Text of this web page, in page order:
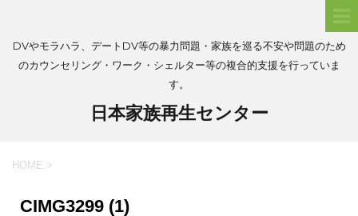
DVやモラハラ、デートDV等の暴力問題・家族を巡る不安や問題のため
のカウンセリング・ワーク・シェルター等の複合的支援を行っていま
す。
日本家族再生センター
HOME >
CIMG3299 (1)